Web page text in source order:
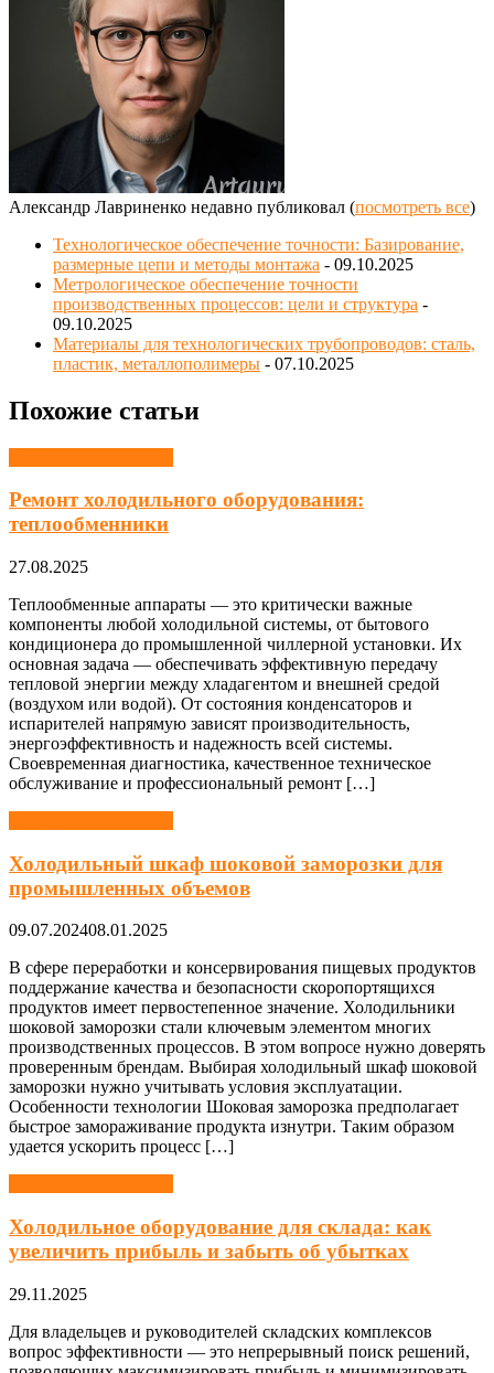
Александр Лавриненко недавно публиковал (посмотреть все)
Технологическое обеспечение точности: Базирование,
размерные цепи и методы монтажа - 09.10.2025
Метрологическое обеспечение точности
производственных процессов: цели и структура -
09.10.2025
Материалы для технологических трубопроводов: сталь,
пластик, металлополимеры - 07.10.2025
Похожие статьи
Ремонт холодильного оборудования:
теплообменники
27.08.2025
Теплообменные аппараты — это критически важные
компоненты любой холодильной системы, от бытового
кондиционера до промышленной чиллерной установки. Их
основная задача — обеспечивать эффективную передачу
тепловой энергии между хладагентом и внешней средой
(воздухом или водой). От состояния конденсаторов и
испарителей напрямую зависят производительность,
энергоэффективность и надежность всей системы.
Своевременная диагностика, качественное техническое
обслуживание и профессиональный ремонт […]
Холодильный шкаф шоковой заморозки для
промышленных объемов
09.07.202408.01.2025
В сфере переработки и консервирования пищевых продуктов
поддержание качества и безопасности скоропортящихся
продуктов имеет первостепенное значение. Холодильники
шоковой заморозки стали ключевым элементом многих
производственных процессов. В этом вопросе нужно доверять
проверенным брендам. Выбирая холодильный шкаф шоковой
заморозки нужно учитывать условия эксплуатации.
Особенности технологии Шоковая заморозка предполагает
быстрое замораживание продукта изнутри. Таким образом
удается ускорить процесс […]
Холодильное оборудование для склада: как
увеличить прибыль и забыть об убытках
29.11.2025
Для владельцев и руководителей складских комплексов
вопрос эффективности — это непрерывный поиск решений,